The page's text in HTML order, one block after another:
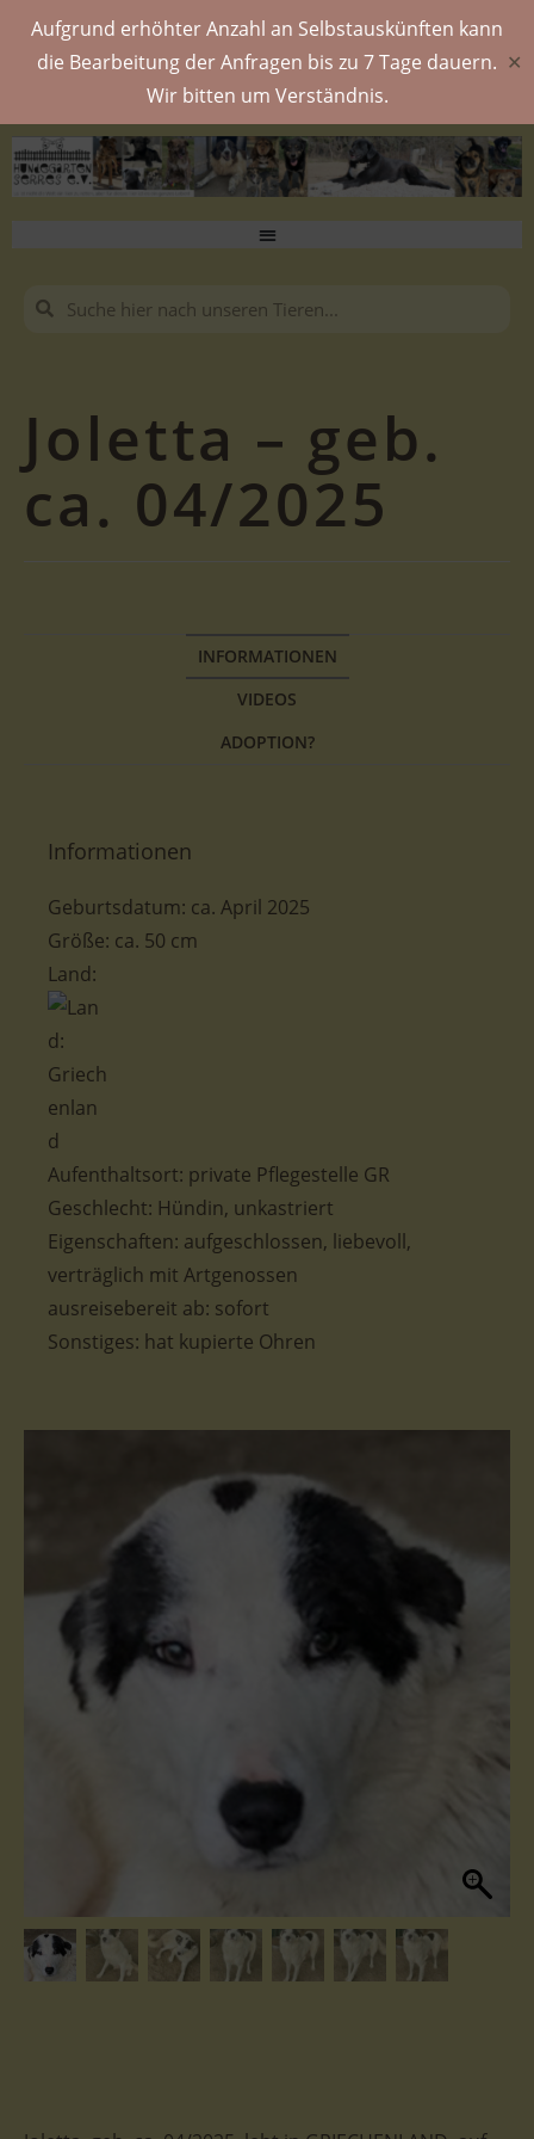
Aufgrund erhöhter Anzahl an Selbstauskünften kann
die Bearbeitung der Anfragen bis zu 7 Tage dauern.
Wir bitten um Verständnis.
✕
Joletta – geb.
ca. 04/2025
INFORMATIONEN
VIDEOS
ADOPTION?
Informationen
Geburtsdatum: ca. April 2025
Größe: ca. 50 cm
Land:
Aufenthaltsort: private Pflegestelle GR
Geschlecht: Hündin, unkastriert
Eigenschaften: aufgeschlossen, liebevoll,
verträglich mit Artgenossen
ausreisebereit ab: sofort
Sonstiges: hat kupierte Ohren